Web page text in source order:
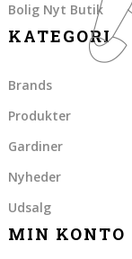
Bolig Nyt Butik
KATEGORI
Brands
Produkter
Gardiner
Nyheder
Udsalg
MIN KONTO